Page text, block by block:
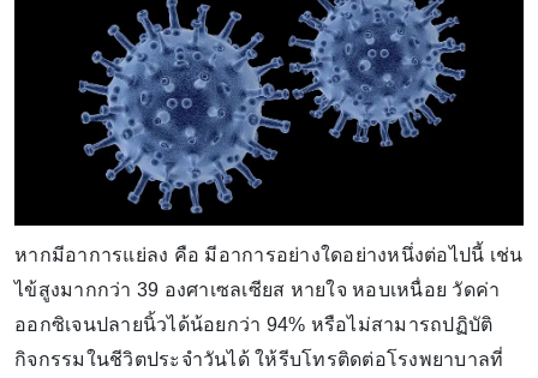
หากมีอาการแย่ลง คือ มีอาการอย่างใดอย่างหนึ่งต่อไปนี้ เช่น
ไข้สูงมากกว่า 39 องศาเซลเซียส หายใจ หอบเหนื่อย วัดค่า
ออกซิเจนปลายนิ้วได้น้อยกว่า 94% หรือไม่สามารถปฏิบัติ
กิจกรรมในชีวิตประจำวันได้ ให้รีบโทรติดต่อโรงพยาบาลที่